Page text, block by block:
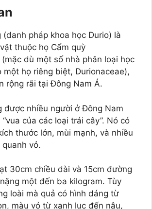
(danh pháp khoa học Durio) là
thuộc họ Cẩm quỳ
dù một số nhà phân loại học
một họ riêng biệt, Durionaceae),
rộng rãi tại Đông Nam Á.
được nhiều người ở Đông Nam
của các loại trái cây”. Nó có
thước lớn, mùi mạnh, và nhiều
vỏ.
30cm chiều dài và 15cm đường
một đến ba kilogram. Tùy
loài mà quả có hình dáng từ
màu vỏ từ xanh lục đến nâu,